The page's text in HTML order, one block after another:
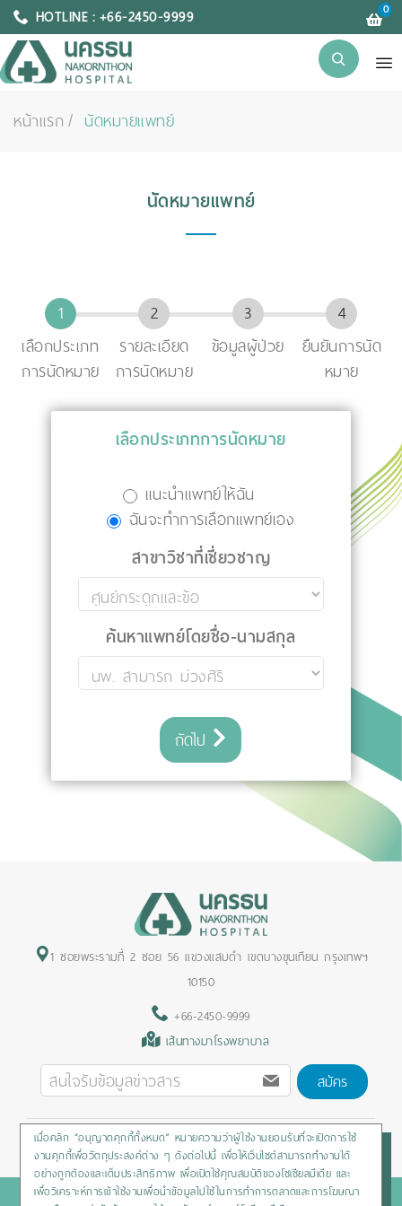
HOTLINE : +66-2450-9999 0
หน้าแรก นัดหมายแพทย์
นัดหมายแพทย์
เลือกประเภท
การนัดหมาย
รายละเอียด
การนัดหมาย
ข้อมูลผู้ป่วย
ยืนยันการนัด
หมาย
เลือกประเภทการนัดหมาย
แนะนำแพทย์ให้ฉัน
ฉันจะทำการเลือกแพทย์เอง
สาขาวิชาที่เชี่ยวชาญ
ค้นหาแพทย์โดยชื่อ-นามสกุล
ถัดไป
1 ซอยพระรามที่ 2 ซอย 56 แขวงแสมดำ เขตบางขุนเทียน กรุงเทพฯ
10150
+66-2450-9999
เส้นทางมาโรงพยาบาล
สมัคร
Privacy Policy/Cookies Policy/Sitemap/สิทธิผู้ป่วย
Copyright © 2020 Nakornthon Hospital. All rights reserved
เมื่อคลิก “อนุญาตคุกกี้ทั้งหมด” หมายความว่าผู้ใช้งานยอมรับที่จะเปิดการใช้
งานคุกกี้เพื่อวัตถุประสงค์ต่าง ๆ ดังต่อไปนี้ เพื่อให้เว็บไซต์สามารถทำงานได้
อย่างถูกต้องและเต็มประสิทธิภาพ เพื่อเปิดใช้คุณสมบัติของโซเชียลมีเดีย และ
เพื่อวิเคราะห์การเข้าใช้งานเพื่อนำข้อมูลไปใช้ในการทำการตลาดและการโฆษณา